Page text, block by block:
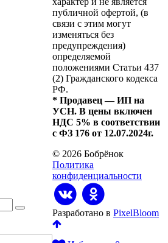
публичной офертой, (в
связи с этим могут
изменяться без
предупреждения)
определяемой
положениями Статьи 437
(2) Гражданского кодекса
РФ.
* Продавец — ИП на
УСН. В цены включен
НДС 5% в соответствии
с ФЗ 176 от 12.07.2024г.
© 2026 Бобрёнок
Политика
конфиденциальности
Разработано в PixelBloom